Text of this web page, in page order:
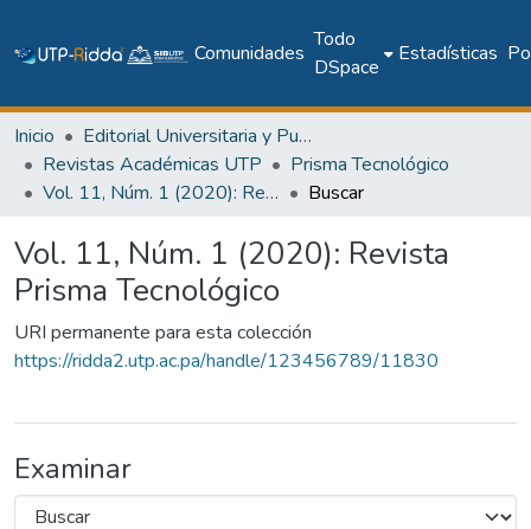
Comunidades
Todo
DSpace
Estadísticas
Inicio
Editorial Universitaria y Publicaciones Seriadas
Revistas Académicas UTP
Prisma Tecnológico
Vol. 11, Núm. 1 (2020): Revista Prisma Tecnológico
Buscar
Vol. 11, Núm. 1 (2020): Revista
Prisma Tecnológico
URI permanente para esta colección
https://ridda2.utp.ac.pa/handle/123456789/11830
Examinar